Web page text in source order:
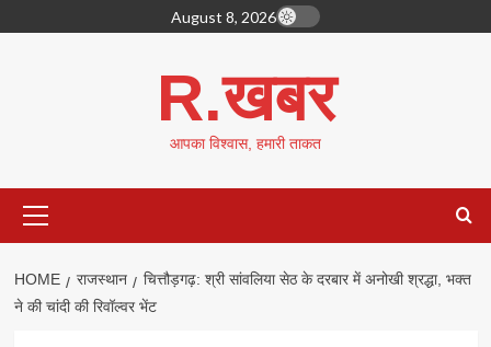
to
August 8, 2026
R.खबर
आपका विश्वास, हमारी ताकत
Menu
HOME राजस्थान
चित्तौड़गढ़: श्री सांवलिया सेठ के दरबार में अनोखी श्रद्धा, भक्त
ने की चांदी की रिवॉल्वर भेंट